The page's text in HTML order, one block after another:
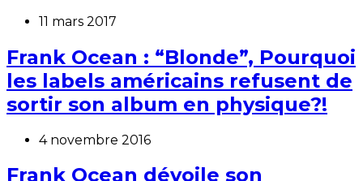
11 mars 2017
Frank Ocean : “Blonde”, Pourquoi
les labels américains refusent de
sortir son album en physique?!
4 novembre 2016
Frank Ocean dévoile son